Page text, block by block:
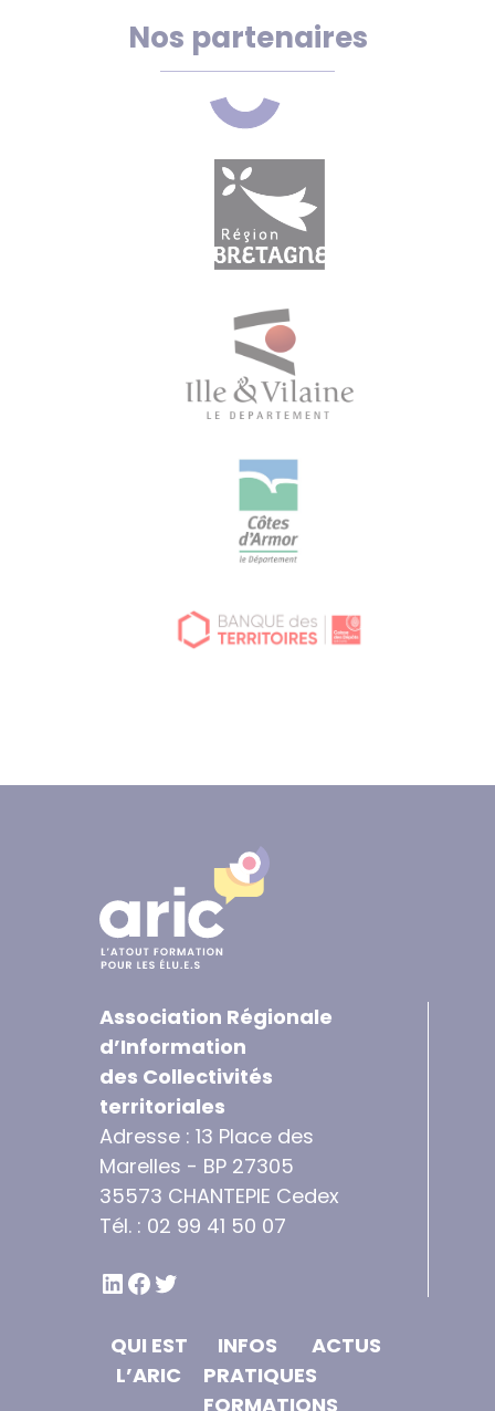
Nos partenaires
Association Régionale
d’Information
des Collectivités
territoriales
Adresse : 13 Place des
Marelles - BP 27305
35573 CHANTEPIE Cedex
Tél. : 02 99 41 50 07
LINKEDIN
FACEBOOK
TWITTER
QUI EST
L’ARIC
INFOS
PRATIQUES
FORMATIONS
ACTUS